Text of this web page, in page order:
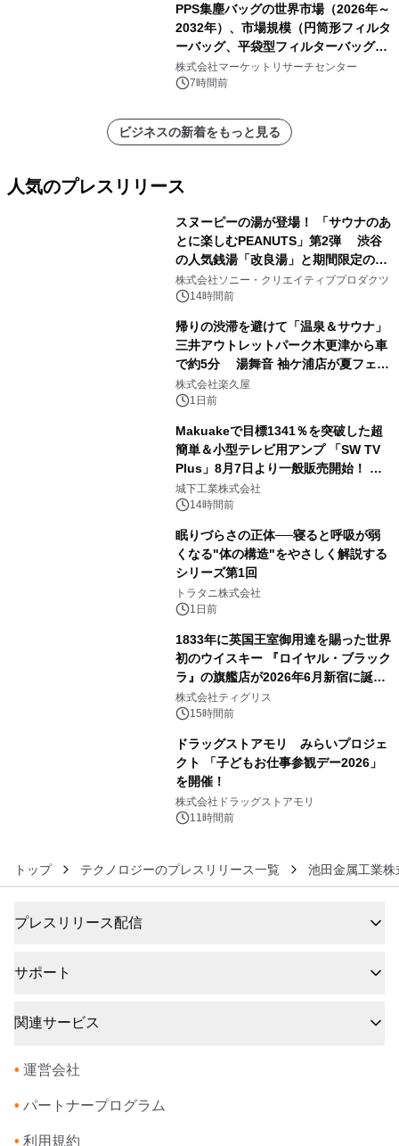
PPS集塵バッグの世界市場（2026年～
2032年）、市場規模（円筒形フィルタ
ーバッグ、平袋型フィルターバッグ、
プリーツフィルターバッグ、その
他）・分析レポートを発表
株式会社マーケットリサーチセンター
7時間前
ビジネスの新着をもっと見る
人気のプレスリリース
スヌーピーの湯が登場！ 「サウナのあ
とに楽しむPEANUTS」第2弾 渋谷
の人気銭湯「改良湯」と期間限定のコ
ラボレーション サウナイキタイコラ
ボグッズも発売決定！
株式会社ソニー・クリエイティブプロダクツ
14時間前
帰りの渋滞を避けて「温泉＆サウナ」
三井アウトレットパーク木更津から車
で約5分 湯舞音 袖ケ浦店が夏フェア
メニューを提供
株式会社楽久屋
1日前
Makuakeで目標1341％を突破した超
簡単＆小型テレビ用アンプ 「SW TV
Plus」8月7日より一般販売開始！ ケ
ーブル1本つなぐだけ、テレビの音が
ぐっと豊かに
城下工業株式会社
14時間前
眠りづらさの正体──寝ると呼吸が弱
くなる"体の構造"をやさしく解説する
シリーズ第1回
トラタニ株式会社
1日前
1833年に英国王室御用達を賜った世界
初のウイスキー 『ロイヤル・ブラック
ラ』の旗艦店が2026年6月新宿に誕
生 バカルディ ジャパンと連携した
没入型バー「BAR Arca」
株式会社ティグリス
15時間前
ドラッグストアモリ みらいプロジェ
クト 「子どもお仕事参観デー2026」
を開催！
株式会社ドラッグストアモリ
11時間前
トップ テクノロジーのプレスリリース一覧 池田金属工業株
プレスリリース配信
サポート
関連サービス
• 運営会社
• パートナープログラム
• 利用規約